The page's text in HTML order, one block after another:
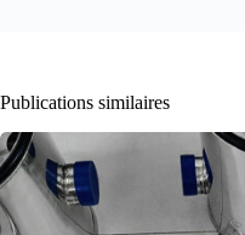
Publications similaires